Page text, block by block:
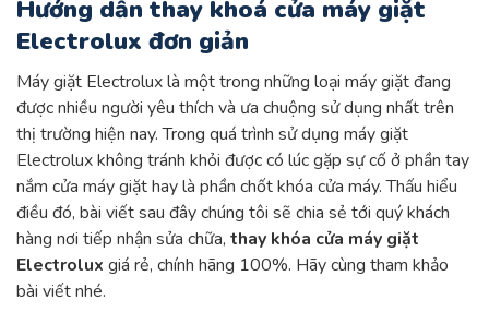
Hướng dẫn thay khoá cửa máy giặt
Electrolux đơn giản
Máy giặt Electrolux là một trong những loại máy giặt đang
được nhiều người yêu thích và ưa chuộng sử dụng nhất trên
thị trường hiện nay. Trong quá trình sử dụng máy giặt
Electrolux không tránh khỏi được có lúc gặp sự cố ở phần tay
nắm cửa máy giặt hay là phần chốt khóa cửa máy. Thấu hiểu
điều đó, bài viết sau đây chúng tôi sẽ chia sẻ tới quý khách
hàng nơi tiếp nhận sửa chữa, thay khóa cửa máy giặt
Electrolux giá rẻ, chính hãng 100%. Hãy cùng tham khảo
bài viết nhé.